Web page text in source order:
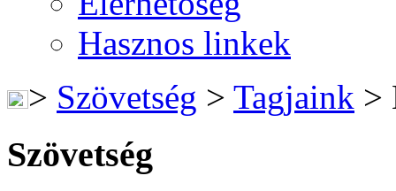
Hasznos linkek
> Szövetség > Tagjaink >
Szövetség